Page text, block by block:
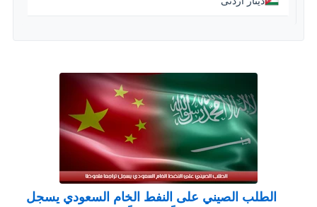
الطلب الصيني على النفط الخام السعودي يسجل